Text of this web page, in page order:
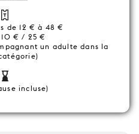
de 12 € à 48 €
€ / 25 €
un adulte dans la
incluse)